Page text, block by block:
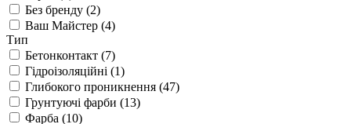
Triora (2)
Акватик (1)
Барва
Без бренду (2)
Ваш Майстер (4)
Момент (4)
Тип
Бетонконтакт (7)
Гідроізоляційні